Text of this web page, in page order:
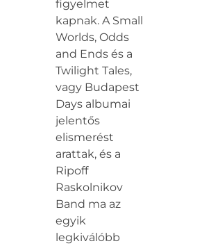
figyelmet
kapnak. A Small
Worlds, Odds
and Ends és a
Twilight Tales,
vagy Budapest
Days albumai
jelentős
elismerést
arattak, és a
Ripoff
Raskolnikov
Band ma az
egyik
legkiválóbb